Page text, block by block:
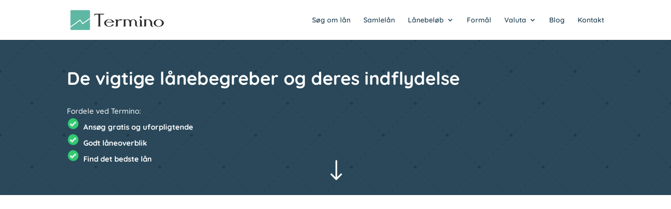
Søg om lån Samlelån Lånebeløb Formål Valuta Blog Kontakt
De vigtige lånebegreber og deres indflydelse
Fordele ved Termino:
Ansøg gratis og uforpligtende
Godt låneoverblik
Find det bedste lån
"